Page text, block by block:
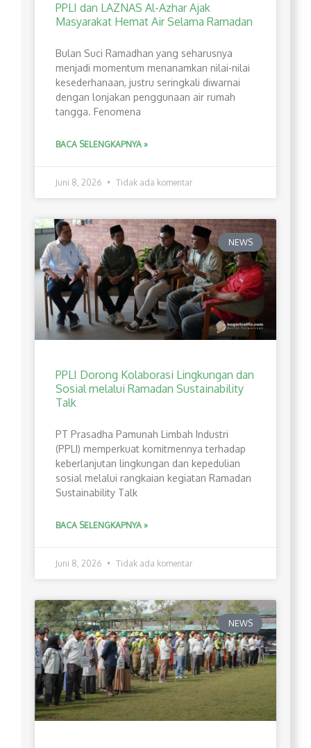
PPLI dan LAZNAS Al-Azhar Ajak
Masyarakat Hemat Air Selama Ramadan
Bulan Suci Ramadhan yang seharusnya
menjadi momentum menanamkan nilai-nilai
kesederhanaan, justru seringkali diwarnai
dengan lonjakan penggunaan air rumah
tangga. Fenomena
BACA SELENGKAPNYA »
Juni 8, 2026 Tidak ada komentar
NEWS
PPLI Dorong Kolaborasi Lingkungan dan
Sosial melalui Ramadan Sustainability
Talk
PT Prasadha Pamunah Limbah Industri
(PPLI) memperkuat komitmennya terhadap
keberlanjutan lingkungan dan kepedulian
sosial melalui rangkaian kegiatan Ramadan
Sustainability Talk
BACA SELENGKAPNYA »
Juni 8, 2026 Tidak ada komentar
NEWS